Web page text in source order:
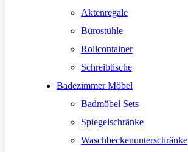
Aktenregale
Bürostühle
Rollcontainer
Schreibtische
Badezimmer Möbel
Badmöbel Sets
Spiegelschränke
Waschbeckenunterschränke